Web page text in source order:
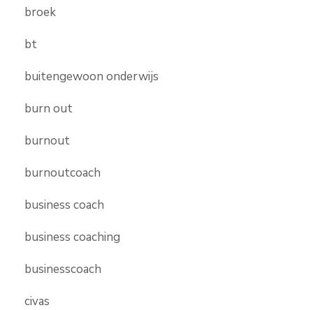
broek
bt
buitengewoon onderwijs
burn out
burnout
burnoutcoach
business coach
business coaching
businesscoach
civas